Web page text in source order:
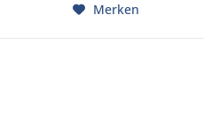
Merken